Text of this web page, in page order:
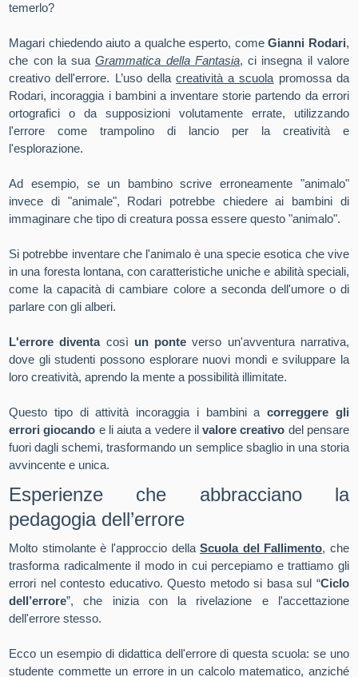
temerlo?
Magari chiedendo aiuto a qualche esperto, comeGianni Rodari,
che con la suaGrammatica della Fantasia, ci insegna il valore
creativo dell'errore. L’uso della creatività a scuola promossa da
Rodari, incoraggia i bambini a inventare storie partendo da errori
ortografici o da supposizioni volutamente errate, utilizzando
l'errore come trampolino di lancio per la creatività e
l'esplorazione.
Ad esempio, se un bambino scrive erroneamente "animalo"
invece di "animale", Rodari potrebbe chiedere ai bambini di
immaginare che tipo di creatura possa essere questo "animalo".
Si potrebbe inventare che l'animalo è una specie esotica che vive
in una foresta lontana, con caratteristiche uniche e abilità speciali,
come la capacità di cambiare colore a seconda dell'umore o di
parlare con gli alberi.
L'errore diventacosì un ponte verso un'avventura narrativa,
dove gli studenti possono esplorare nuovi mondi e sviluppare la
loro creatività, aprendo la mente a possibilità illimitate.
Questo tipo di attività incoraggia i bambini acorreggere gli
errori giocando e li aiuta a vedere ilvalore creativo del pensare
fuori dagli schemi, trasformando un semplice sbaglio in una storia
avvincente e unica.
Esperienze che abbracciano la
pedagogia dell’errore
Molto stimolante è l'approccio dellaScuola del Fallimento, che
trasforma radicalmente il modo in cui percepiamo e trattiamo gli
errori nel contesto educativo. Questo metodo si basa sul “Ciclo
dell’errore”, che inizia con la rivelazione e l'accettazione
dell'errore stesso.
Ecco un esempio di didattica dell'errore di questa scuola: se uno
studente commette un errore in un calcolo matematico, anziché